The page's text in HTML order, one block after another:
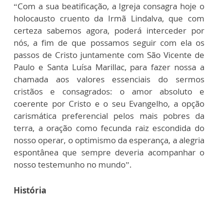
“Com a sua beatificação, a Igreja consagra hoje o
holocausto cruento da Irmã Lindalva, que com
certeza sabemos agora, poderá interceder por
nós, a fim de que possamos seguir com ela os
passos de Cristo juntamente com São Vicente de
Paulo e Santa Luísa Marillac, para fazer nossa a
chamada aos valores essenciais do sermos
cristãos e consagrados: o amor absoluto e
coerente por Cristo e o seu Evangelho, a opção
carismática preferencial pelos mais pobres da
terra, a oração como fecunda raiz escondida do
nosso operar, o optimismo da esperança, a alegria
espontânea que sempre deveria acompanhar o
nosso testemunho no mundo”.
História